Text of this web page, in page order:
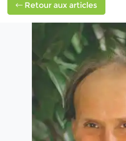
Retour aux articles